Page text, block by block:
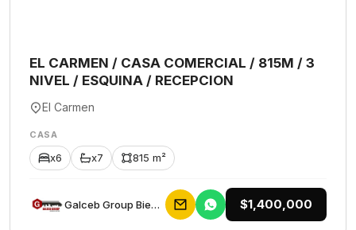
EL CARMEN / CASA COMERCIAL / 815M / 3
NIVEL / ESQUINA / RECEPCION
El Carmen
CASA
x6 x7 815 m²
Galceb Group Bienes Raices $1,400,000